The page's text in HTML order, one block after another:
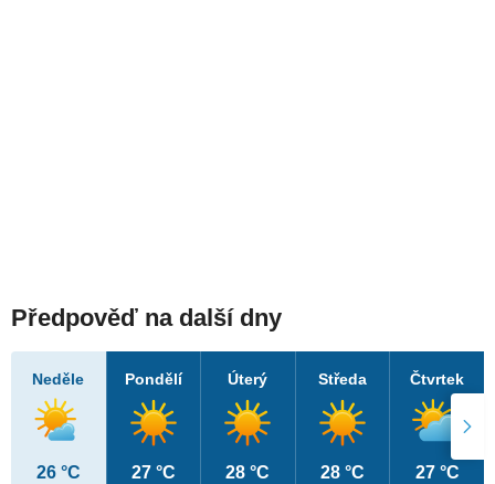
Předpověď na další dny
Neděle
26 °C
Pondělí
27 °C
Úterý
28 °C
Středa
28 °C
Čtvrtek
27 °C